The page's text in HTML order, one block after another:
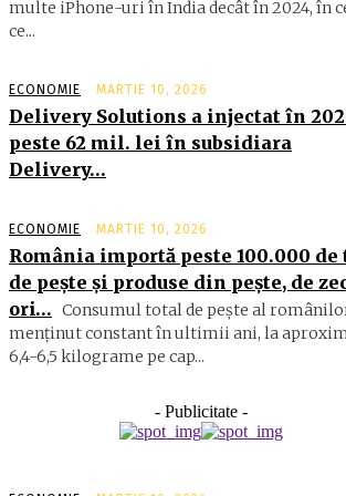
multe iPhone-uri în India decât în 2024, în
ce...
ECONOMIE MARTIE 10, 2026
Delivery Solutions a injectat în
peste 62 mil. lei în subsidiara
Delivery…
ECONOMIE MARTIE 10, 2026
România importă peste 100.000 de
de peşte şi produse din peşte, de
ori… Consumul total de peşte al
menţinut constant în ul­timii ani, la
6,4-6,5 ki­lograme pe cap...
- Publicitate -